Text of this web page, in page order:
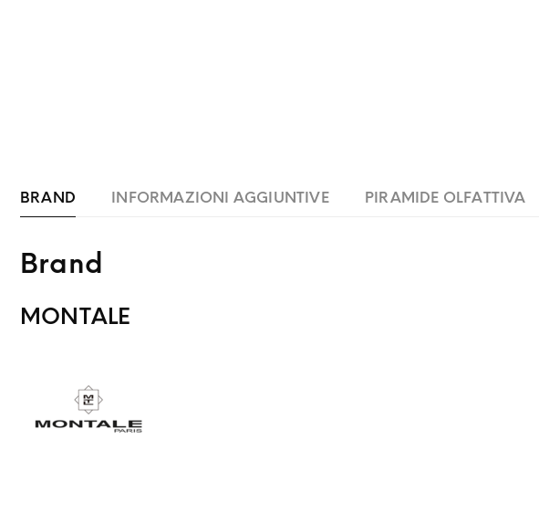
BRAND INFORMAZIONI AGGIUNTIVE PIRAMIDE OLFATTIVA
Brand
MONTALE